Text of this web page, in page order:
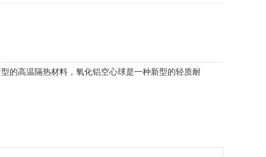
的高温隔热材料，氧化铝空心球是一种新型的轻质耐